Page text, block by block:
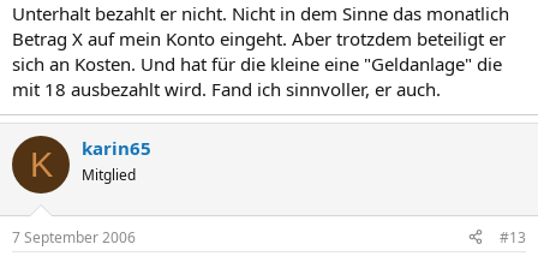
Unterhalt bezahlt er nicht. Nicht in dem Sinne das monatlich
Betrag X auf mein Konto eingeht. Aber trotzdem beteiligt er
sich an Kosten. Und hat für die kleine eine "Geldanlage" die
mit 18 ausbezahlt wird. Fand ich sinnvoller, er auch.
K karin65
Mitglied
7 September 2006 #13